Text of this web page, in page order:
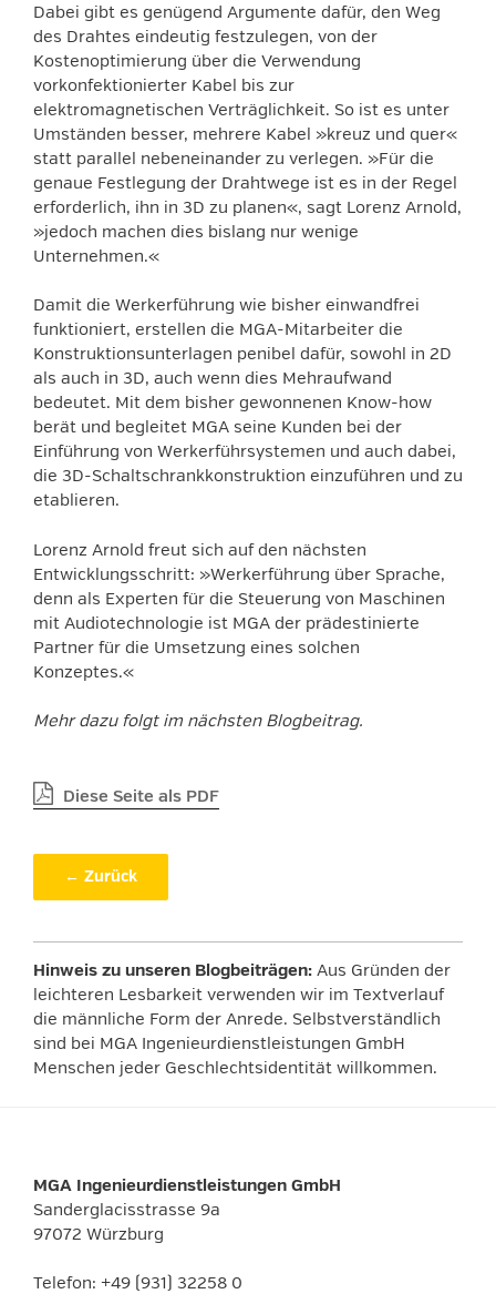
Dabei gibt es genügend Argumente dafür, den Weg
des Drahtes eindeutig festzulegen, von der
Kostenoptimierung über die Verwendung
vorkonfektionierter Kabel bis zur
elektromagnetischen Verträglichkeit. So ist es unter
Umständen besser, mehrere Kabel »kreuz und quer«
statt parallel nebeneinander zu verlegen. »Für die
genaue Festlegung der Drahtwege ist es in der Regel
erforderlich, ihn in 3D zu planen«, sagt Lorenz Arnold,
»jedoch machen dies bislang nur wenige
Unternehmen.«
Damit die Werkerführung wie bisher einwandfrei
funktioniert, erstellen die MGA-Mitarbeiter die
Konstruktionsunterlagen penibel dafür, sowohl in 2D
als auch in 3D, auch wenn dies Mehraufwand
bedeutet. Mit dem bisher gewonnenen Know-how
berät und begleitet MGA seine Kunden bei der
Einführung von Werkerführsystemen und auch dabei,
die 3D-Schaltschrankkonstruktion einzuführen und zu
etablieren.
Lorenz Arnold freut sich auf den nächsten
Entwicklungsschritt: »Werkerführung über Sprache,
denn als Experten für die Steuerung von Maschinen
mit Audiotechnologie ist MGA der prädestinierte
Partner für die Umsetzung eines solchen
Konzeptes.«
Mehr dazu folgt im nächsten Blogbeitrag.
Diese Seite als PDF
← Zurück
Hinweis zu unseren Blogbeiträgen: Aus Gründen der
leichteren Lesbarkeit verwenden wir im Textverlauf
die männliche Form der Anrede. Selbstverständlich
sind bei MGA Ingenieurdienstleistungen GmbH
Menschen jeder Geschlechtsidentität willkommen.
MGA Ingenieurdienstleistungen GmbH
Sanderglacisstrasse 9a
97072 Würzburg
Telefon: +49 (931) 32258 0